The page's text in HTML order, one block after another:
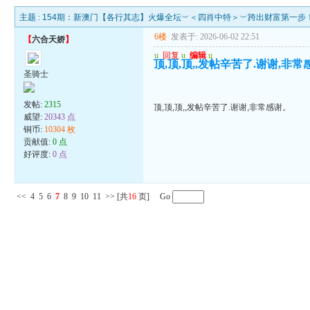
主题 : 154期：新澳门【各行其志】火爆全坛︶＜四肖中特＞︶跨出财富第一步！
【六合天娇】
圣骑士
发帖:2315
威望:20343 点
铜币: 10304 枚
贡献值:0 点
好评度:0 点
6楼 发表于: 2026-06-02 22:51
u 回复 u 编辑 u
顶,顶,顶,,发帖辛苦了.谢谢,非常
顶,顶,顶,,发帖辛苦了.谢谢,非常感谢。
<< 4 5 6 7 8 9 10 11 >> [共16 页] Go